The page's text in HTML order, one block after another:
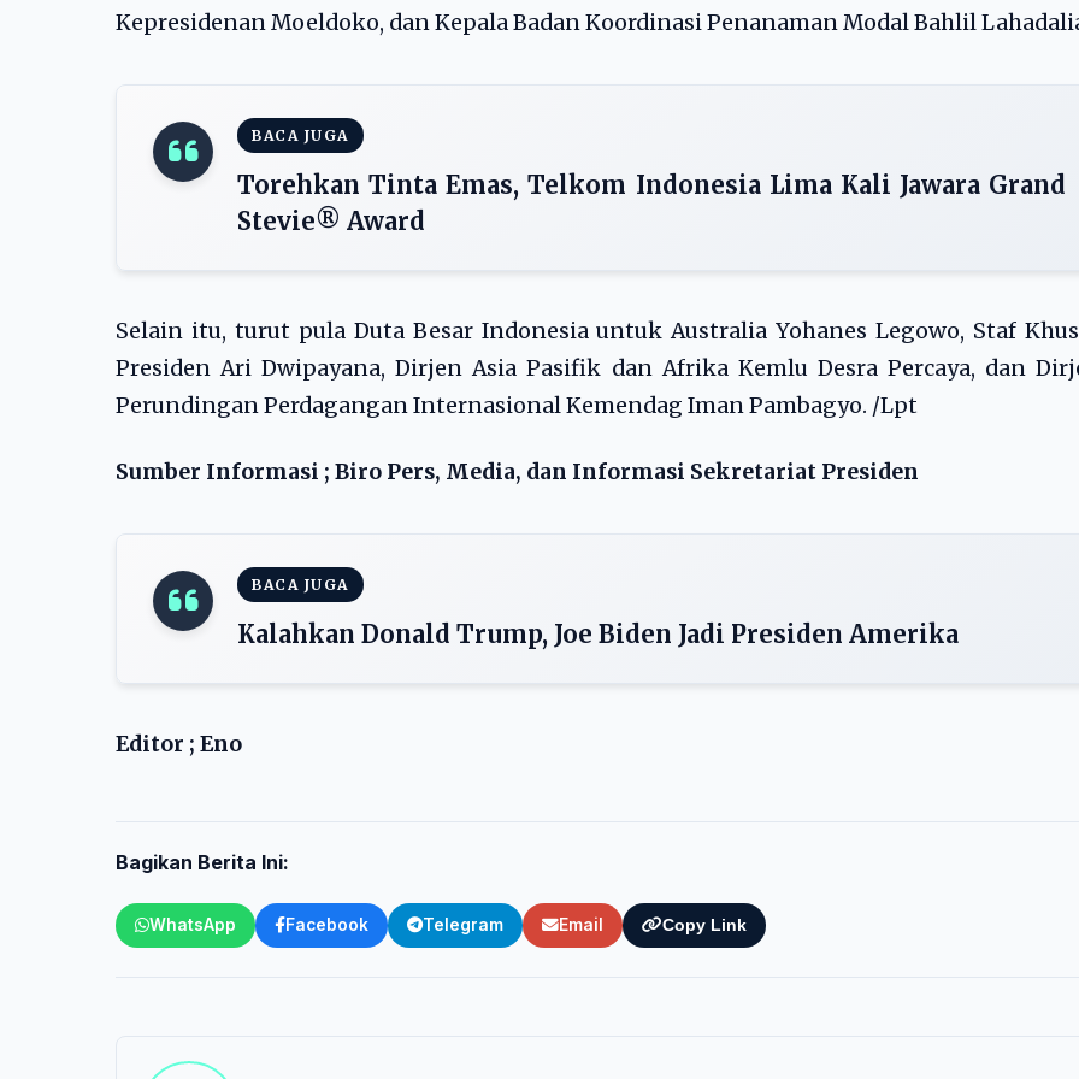
Kepresidenan Moeldoko, dan Kepala Badan Koordinasi Penanaman Modal Bahlil
BACA JUGA
Torehkan Tinta Emas, Telkom Indonesia Lima Kali Jawara Grand
Stevie®️ Award
Selain itu, turut pula Duta Besar Indonesia untuk Australia Yohanes Legowo, Staf
Presiden Ari Dwipayana, Dirjen Asia Pasifik dan Afrika Kemlu Desra Percaya, dan
Perundingan Perdagangan Internasional Kemendag Iman Pambagyo. /Lpt
Sumber Informasi ; Biro Pers, Media, dan Informasi Sekretariat Presiden
BACA JUGA
Kalahkan Donald Trump, Joe Biden Jadi Presiden Amerika
Editor ; Eno
Bagikan Berita Ini:
WhatsApp Facebook Telegram Email Copy Link